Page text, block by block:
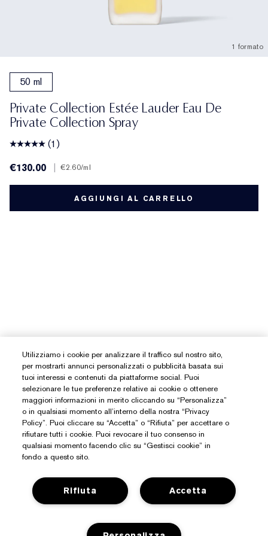
1 formato
50 ml
Private Collection Estée Lauder Eau De
Private Collection Spray
(1)
€130.00
€2.60/ml
AGGIUNGI AL CARRELLO
Utilizziamo i cookie per analizzare il traffico sul nostro sito,
per mostrarti annunci personalizzati o pubblicità basata sui
tuoi interessi e contenuti da piattaforme social. Puoi
selezionare le tue preferenze relative ai cookie o ottenere
maggiori informazioni in merito cliccando su “Personalizza”
o in qualsiasi momento all’interno della nostra “Privacy
Policy”. Puoi cliccare su “Accetta” o “Rifiuta” per accettare o
rifiutare tutti i cookie. Puoi revocare il tuo consenso in
qualsiasi momento facendo clic su “Gestisci cookie” in
fondo a questo sito.
Accetta
Rifiuta